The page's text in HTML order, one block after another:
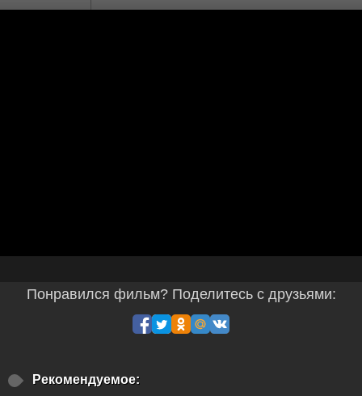
Понравился фильм? Поделитесь с друзьями:
Рекомендуемое: